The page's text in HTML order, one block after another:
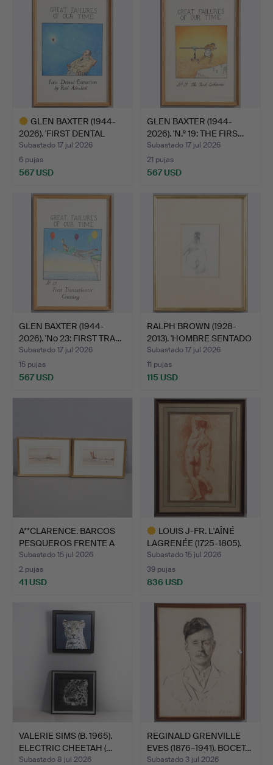
GLEN BAXTER (1944-
2026). 'FIRST DENTAL
EXT…
Subastado 17 jul 2026
6 pujas
567 USD
seleccionado
GLEN BAXTER (1944-
2026). 'N.º 19: THE FIRS…
Subastado 17 jul 2026
21 pujas
567 USD
GLEN BAXTER (1944-
2026). 'No 23: FIRST TRA…
Subastado 17 jul 2026
15 pujas
567 USD
RALPH BROWN (1928-
2013). 'HOMBRE SENTADO
1…
Subastado 17 jul 2026
11 pujas
115 USD
A**CLARENCE. BARCOS
PESQUEROS FRENTE A
UN …
Subastado 15 jul 2026
2 pujas
41 USD
LOUIS J-FR. L'AÎNÉ
LAGRENÉE (1725-1805).
A…
Subastado 15 jul 2026
39 pujas
836 USD
seleccionado
VALERIE SIMS (B. 1965).
ELECTRIC CHEETAH (…
Subastado 8 jul 2026
REGINALD GRENVILLE
EVES (1876–1941). BOCET…
Subastado 3 jul 2026